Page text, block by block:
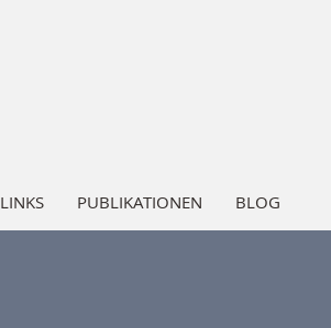
LINKS PUBLIKATIONEN BLOG